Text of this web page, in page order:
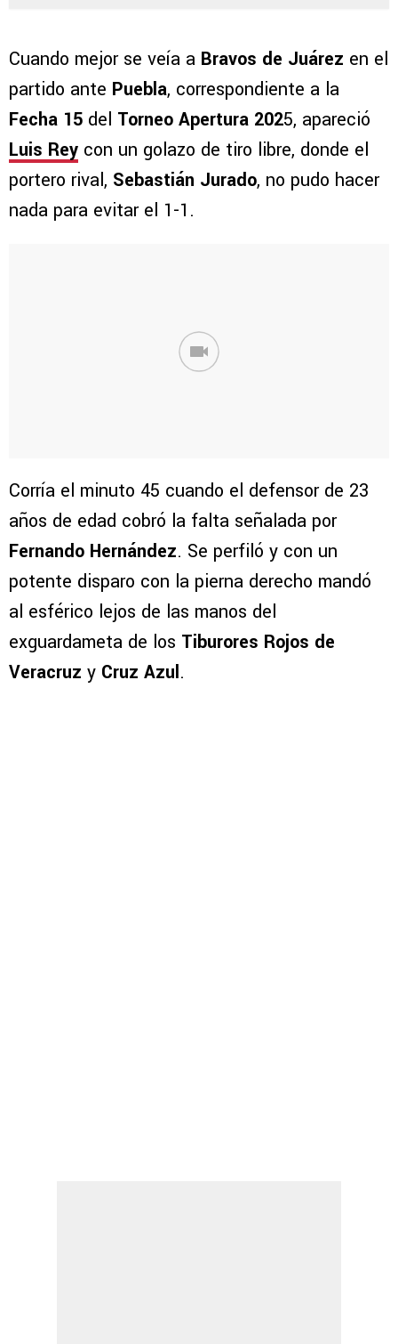
Cuando mejor se veía a Bravos de Juárez en el
partido ante Puebla, correspondiente a la
Fecha 15 del Torneo Apertura 2025, apareció
Luis Rey con un golazo de tiro libre, donde el
portero rival, Sebastián Jurado, no pudo hacer
nada para evitar el 1-1.
Corría el minuto 45 cuando el defensor de 23
años de edad cobró la falta señalada por
Fernando Hernández. Se perfiló y con un
potente disparo con la pierna derecho mandó
al esférico lejos de las manos del
exguardameta de los Tiburores Rojos de
Veracruz y Cruz Azul.